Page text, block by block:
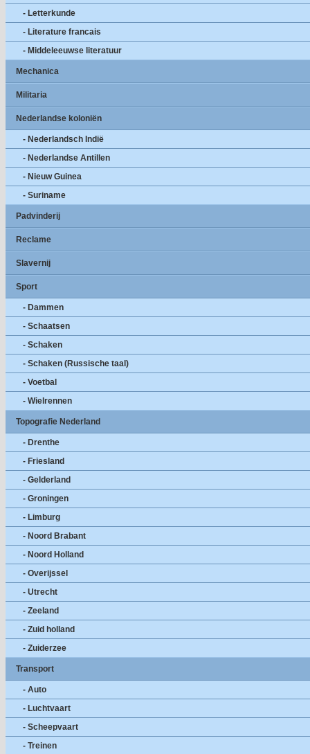
- Letterkunde
- Literature francais
- Middeleeuwse literatuur
Mechanica
Militaria
Nederlandse koloniën
- Nederlandsch Indië
- Nederlandse Antillen
- Nieuw Guinea
- Suriname
Padvinderij
Reclame
Slavernij
Sport
- Dammen
- Schaatsen
- Schaken
- Schaken (Russische taal)
- Voetbal
- Wielrennen
Topografie Nederland
- Drenthe
- Friesland
- Gelderland
- Groningen
- Limburg
- Noord Brabant
- Noord Holland
- Overijssel
- Utrecht
- Zeeland
- Zuid holland
- Zuiderzee
Transport
- Auto
- Luchtvaart
- Scheepvaart
- Treinen